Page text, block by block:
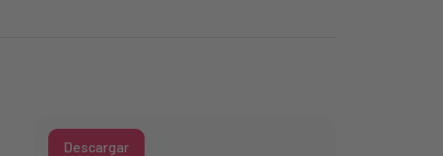
Descargar